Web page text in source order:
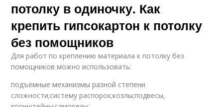
потолку в одиночку. Как
крепить гипсокартон к потолку
без помощников
Для работ по креплению материала к потолку без
помощников можно использовать:
подъёмные механизмы разной степени
сложности;систему распорок;козлы;подвесы,